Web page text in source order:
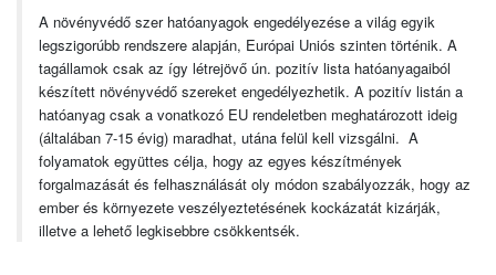
A növényvédő szer hatóanyagok engedélyezése a világ egyik
legszigorúbb rendszere alapján, Európai Uniós szinten történik. A
tagállamok csak az így létrejövő ún. pozitív lista hatóanyagaiból
készített növényvédő szereket engedélyezhetik. A pozitív listán a
hatóanyag csak a vonatkozó EU rendeletben meghatározott ideig
(általában 7-15 évig) maradhat, utána felül kell vizsgálni. A
folyamatok együttes célja, hogy az egyes készítmények
forgalmazását és felhasználását oly módon szabályozzák, hogy az
ember és környezete veszélyeztetésének kockázatát kizárják,
illetve a lehető legkisebbre csökkentsék.